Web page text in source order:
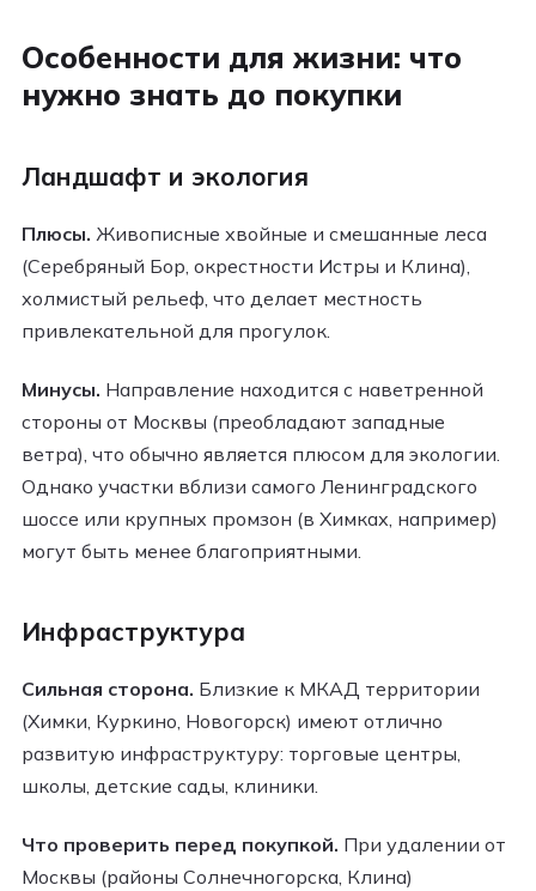
Особенности для жизни: что
нужно знать до покупки
Ландшафт и экология
Плюсы. Живописные хвойные и смешанные леса
(Серебряный Бор, окрестности Истры и Клина),
холмистый рельеф, что делает местность
привлекательной для прогулок.
Минусы. Направление находится с наветренной
стороны от Москвы (преобладают западные
ветра), что обычно является плюсом для экологии.
Однако участки вблизи самого Ленинградского
шоссе или крупных промзон (в Химках, например)
могут быть менее благоприятными.
Инфраструктура
Сильная сторона. Близкие к МКАД территории
(Химки, Куркино, Новогорск) имеют отлично
развитую инфраструктуру: торговые центры,
школы, детские сады, клиники.
Что проверить перед покупкой. При удалении от
Москвы (районы Солнечногорска, Клина)